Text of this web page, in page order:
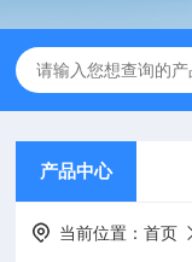
产品中心
当前位置：首页